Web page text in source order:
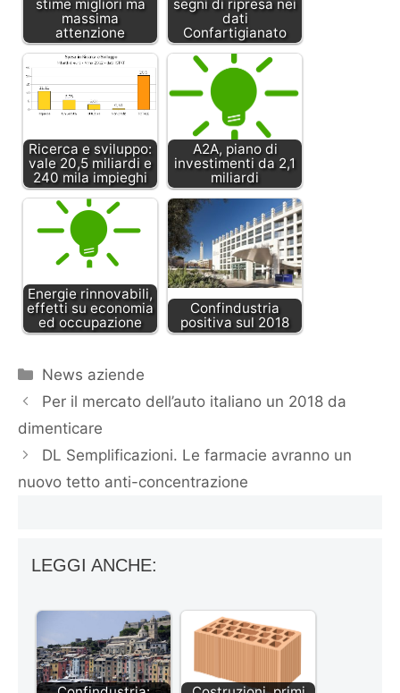
stime migliori ma
massima
attenzione
segni di ripresa nei
dati
Confartigianato
Ricerca e sviluppo:
vale 20,5 miliardi e
240 mila impieghi
A2A, piano di
investimenti da 2,1
miliardi
Energie rinnovabili,
effetti su economia
ed occupazione
Confindustria
positiva sul 2018
Categorie
News aziende
Per il mercato dell’auto italiano un 2018 da
dimenticare
DL Semplificazioni. Le farmacie avranno un
nuovo tetto anti-concentrazione
LEGGI ANCHE: